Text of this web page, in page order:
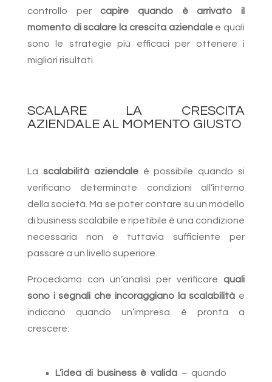
controllo percapire quando è arrivato il
momento di scalare la crescita aziendalee quali
sono le strategie più efficaci per ottenere i
migliori risultati.
SCALARE LA CRESCITA
AZIENDALE AL MOMENTO GIUSTO
La scalabilità aziendaleè possibile quando si
verificano determinate condizioni all’interno
della società. Ma se poter contare su un modello
di business scalabile e ripetibile è una condizione
necessaria non è tuttavia sufficiente per
passare a un livello superiore.
Procediamo con un’analisi per verificarequali
sono i segnali che incoraggiano la scalabilità e
indicano quando un’impresa è pronta a
crescere:
L’idea di business è valida – quando